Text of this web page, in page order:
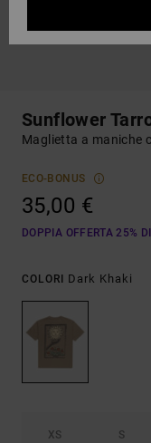
Sunflower
Maglietta a maniche
ECO-BONUS
35,00 €
DOPPIA OFFERTA 25%
COLORI Dark Khaki
XS S